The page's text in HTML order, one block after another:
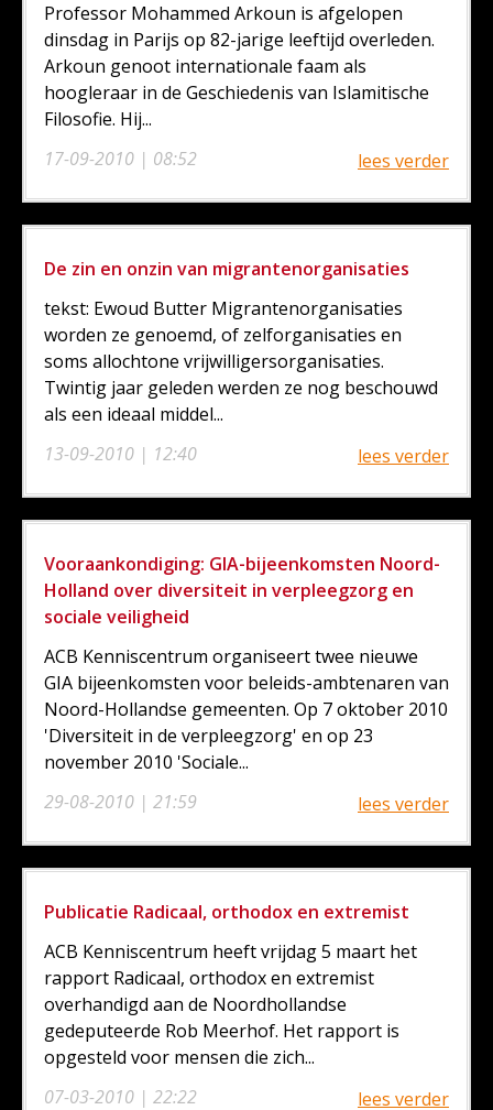
17-09-2010 | 08:52
Professor Mohammed Arkoun is afgelopen
dinsdag in Parijs op 82-jarige leeftijd overleden.
Arkoun genoot internationale faam als
hoogleraar in de Geschiedenis van Islamitische
Filosofie. Hij...
lees verder
De zin en onzin van migrantenorganisaties
13-09-2010 | 12:40
tekst: Ewoud Butter Migrantenorganisaties
worden ze genoemd, of zelforganisaties en
soms allochtone vrijwilligersorganisaties.
Twintig jaar geleden werden ze nog beschouwd
als een ideaal middel...
lees verder
Vooraankondiging: GIA-bijeenkomsten Noord-
Holland over diversiteit in verpleegzorg en
sociale veiligheid
29-08-2010 | 21:59
ACB Kenniscentrum organiseert twee nieuwe
GIA bijeenkomsten voor beleids-ambtenaren van
Noord-Hollandse gemeenten. Op 7 oktober 2010
'Diversiteit in de verpleegzorg' en op 23
november 2010 'Sociale...
lees verder
Publicatie Radicaal, orthodox en extremist
07-03-2010 | 22:22
ACB Kenniscentrum heeft vrijdag 5 maart het
rapport Radicaal, orthodox en extremist
overhandigd aan de Noordhollandse
gedeputeerde Rob Meerhof. Het rapport is
opgesteld voor mensen die zich...
lees verder